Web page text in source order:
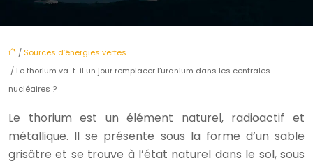
/ Sources d’énergies vertes
/ Le thorium va-t-il un jour remplacer l’uranium dans les centrales
nucléaires ?
Le thorium est un élément naturel, radioactif et
métallique. Il se présente sous la forme d’un sable
grisâtre et se trouve à l’état naturel dans le sol, sous